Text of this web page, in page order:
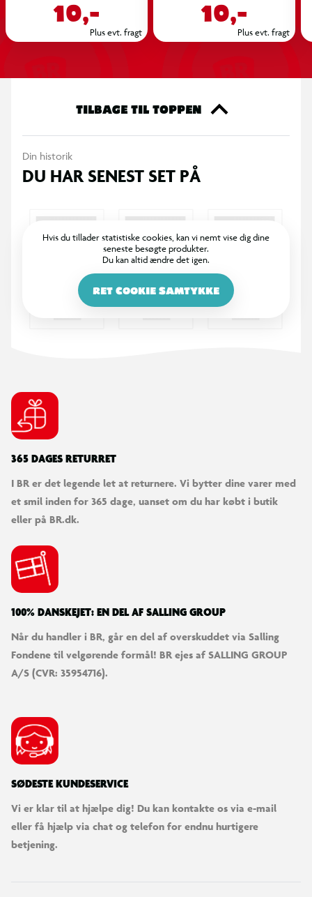
Blæk: Vandbaseret akrylblæk
Velegnet til: illustration, lettering, kreative projekter og
Mål
Vægt: 10,7 g
10,-
Plus evt. fragt
10,-
Plus evt. fragt
TILBAGE TIL TOPPEN
Din historik
DU HAR SENEST SET PÅ
Hvis du tillader statistiske cookies, kan vi nemt vise dig dine
seneste besøgte produkter.
Du kan altid ændre det igen.
RET COOKIE SAMTYKKE
365 DAGES RETURRET
I BR er det legende let at returnere. Vi bytter dine varer med
et smil inden for 365 dage, uanset om du har købt i butik
eller på BR.dk.
100% DANSKEJET: EN DEL AF SALLING GROUP
Når du handler i BR, går en del af overskuddet via Salling
Fondene til velgørende formål! BR ejes af SALLING GROUP
A/S (CVR: 35954716).
SØDESTE KUNDESERVICE
Vi er klar til at hjælpe dig! Du kan kontakte os via e-mail
eller få hjælp via chat og telefon for endnu hurtigere
betjening.